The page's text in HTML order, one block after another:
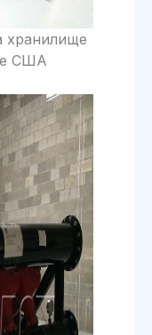
хранилище
США